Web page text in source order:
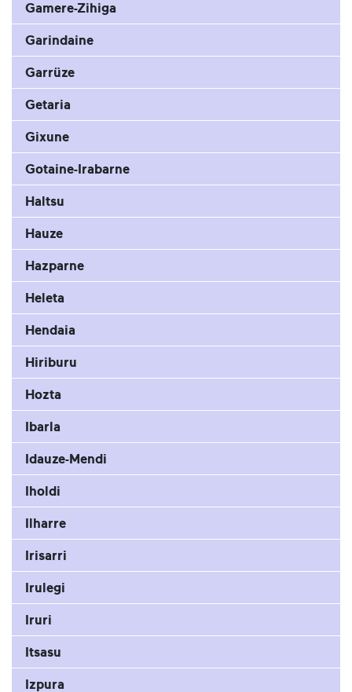
Gamere-Zihiga
Garindaine
Garrüze
Getaria
Gixune
Gotaine-Irabarne
Haltsu
Hauze
Hazparne
Heleta
Hendaia
Hiriburu
Hozta
Ibarla
Idauze-Mendi
Iholdi
Ilharre
Irisarri
Irulegi
Iruri
Itsasu
Izpura